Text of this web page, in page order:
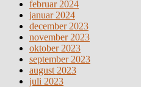
februar 2024
januar 2024
december 2023
november 2023
oktober 2023
september 2023
august 2023
juli 2023